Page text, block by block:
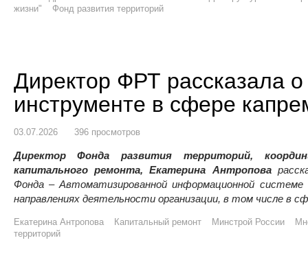
жизни"
Фонд развития территорий
Директор ФРТ рассказала
инструменте в сфере
03.07.2026 396 просмотров
Директор Фонда развития территорий,
капитального ремонта, Екатерина Антропова
Фонда – Автоматизированной информационной
направлениях деятельности организации, в том числе в
Екатерина Антропова Капитальный ремонт Минстрой России
территорий